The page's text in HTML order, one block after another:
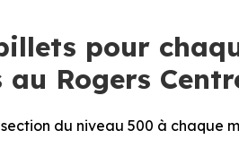
pour
Rogers
du niveau 500 à chaque